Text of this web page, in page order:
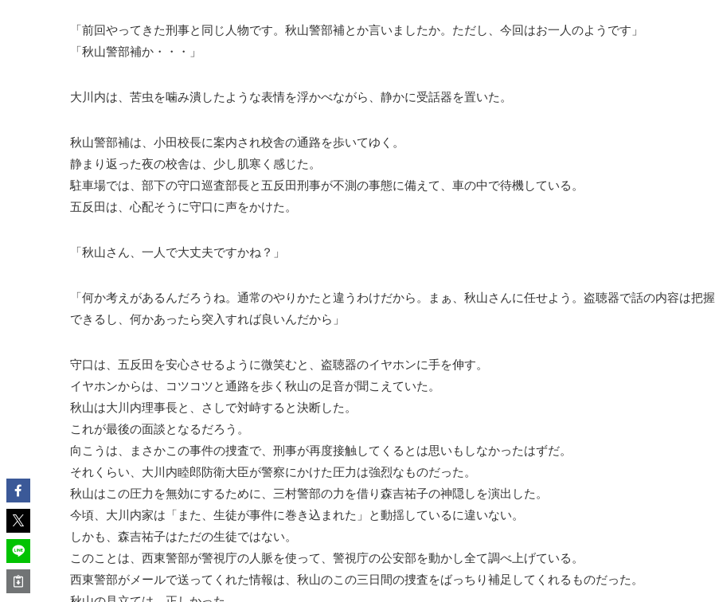
「前回やってきた刑事と同じ人物です。秋山警部補とか言いましたか。ただし、今回はお一人のようです」
「秋山警部補か・・・」
大川内は、苦虫を噛み潰したような表情を浮かべながら、静かに受話器を置いた。
秋山警部補は、小田校長に案内され校舎の通路を歩いてゆく。
静まり返った夜の校舎は、少し肌寒く感じた。
駐車場では、部下の守口巡査部長と五反田刑事が不測の事態に備えて、車の中で待機している。
五反田は、心配そうに守口に声をかけた。
「秋山さん、一人で大丈夫ですかね？」
「何か考えがあるんだろうね。通常のやりかたと違うわけだから。まぁ、秋山さんに任せよう。盗聴器で話の内容は把握
できるし、何かあったら突入すれば良いんだから」
守口は、五反田を安心させるように微笑むと、盗聴器のイヤホンに手を伸す。
イヤホンからは、コツコツと通路を歩く秋山の足音が聞こえていた。
秋山は大川内理事長と、さしで対峙すると決断した。
これが最後の面談となるだろう。
向こうは、まさかこの事件の捜査で、刑事が再度接触してくるとは思いもしなかったはずだ。
それくらい、大川内睦郎防衛大臣が警察にかけた圧力は強烈なものだった。
秋山はこの圧力を無効にするために、三村警部の力を借り森吉祐子の神隠しを演出した。
今頃、大川内家は「また、生徒が事件に巻き込まれた」と動揺しているに違いない。
しかも、森吉祐子はただの生徒ではない。
このことは、西東警部が警視庁の人脈を使って、警視庁の公安部を動かし全て調べ上げている。
西東警部がメールで送ってくれた情報は、秋山のこの三日間の捜査をばっちり補足してくれるものだった。